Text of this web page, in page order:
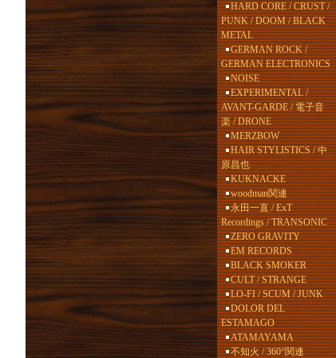
HARD CORE / CRUST /
PUNK / DOOM / BLACK
METAL
GERMAN ROCK /
GERMAN ELECTRONICS
NOISE
EXPERIMENTAL /
AVANT-GARDE / 電子音
楽 / DRONE
MERZBOW
HAIR STYLISTICS / 中
原昌也
KUKNACKE
woodman関連
永田一直 / ExT
Recordings / TRANSONIC
ZERO GRAVITY
EM RECORDS
BLACK SMOKER
CULT / STRANGE
LO-FI / SCUM / JUNK
DOLOR DEL
ESTAMAGO
ATAMAYAMA
不知火 / 360°関連